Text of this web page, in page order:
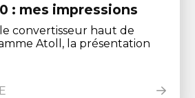
: mes impressions
convertisseur haut de
Atoll, la présentation